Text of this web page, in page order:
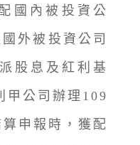
國內被投資公
外被投資公司
股息及紅利基
甲公司辦理109
申報時，獲配